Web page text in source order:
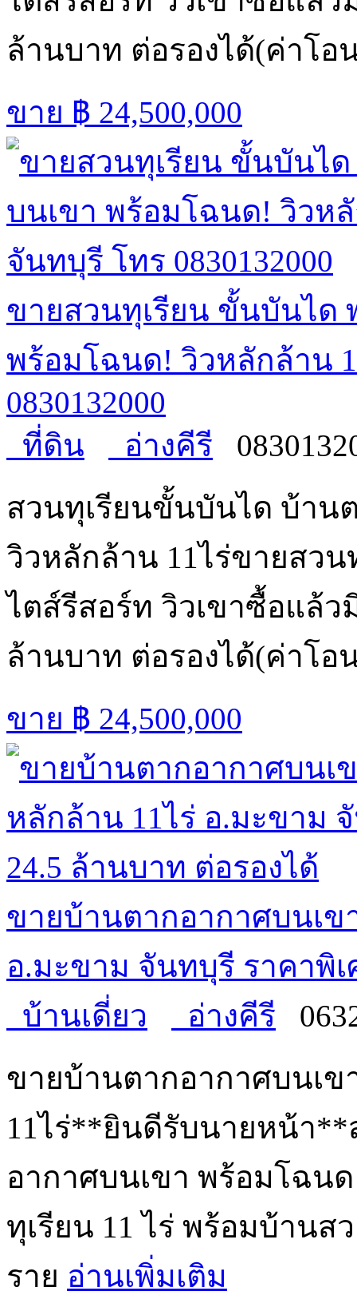
ล้านบาท ต่อรองได้(ค่าโ
ขาย ฿ 24,500,000
ขายสวนทุเรียน ขั้นบันได
พร้อมโฉนด! วิวหลักล้าน
0830132000
ที่ดิน
อ่างคีรี
สวนทุเรียนขั้นบันได บ้าน
วิวหลักล้าน 11ไร่ขายสวน
ไตส์รีสอร์ท วิวเขาซื้อแล้ว
ล้านบาท ต่อรองได้(ค่าโ
ขาย ฿ 24,500,000
ขายบ้านตากอากาศบนเข
อ.มะขาม จันทบุรี ราคาพิ
บ้านเดี่ยว
อ่างคีรี
ขายบ้านตากอากาศบนเ
11ไร่**ยินดีรับนายหน้า
อากาศบนเขา พร้อมโฉน
ทุเรียน 11 ไร่ พร้อมบ้านส
ราย อ่านเพิ่มเติม